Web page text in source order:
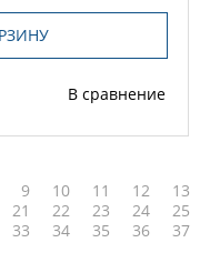
В сравнение
9 10 11 12
13
21 22 23 24
25
33 34 35 36
37